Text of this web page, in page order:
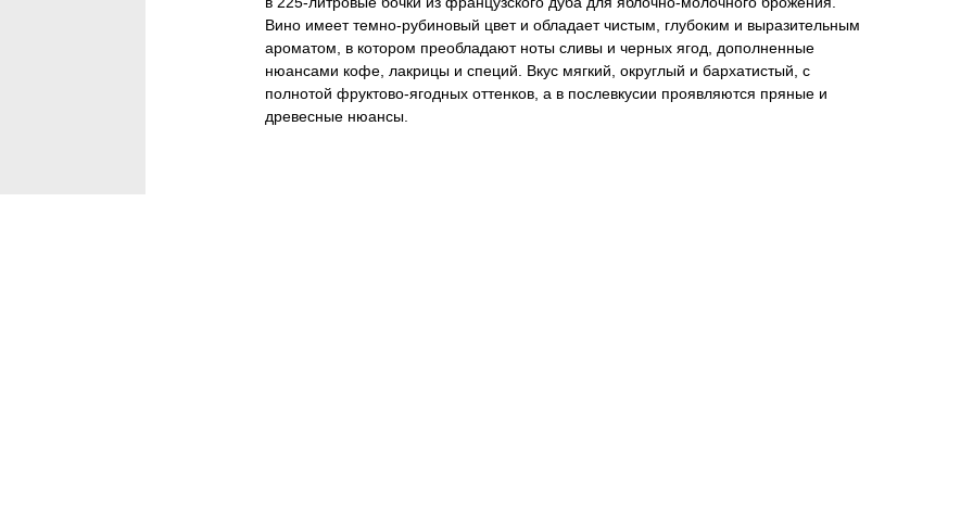
Вино имеет темно-рубиновый цвет и обладает чистым, глубоким и выразительным
ароматом, в котором преобладают ноты сливы и черных ягод, дополненные
нюансами кофе, лакрицы и специй. Вкус мягкий, округлый и бархатистый, с
полнотой фруктово-ягодных оттенков, а в послевкусии проявляются пряные и
древесные нюансы.